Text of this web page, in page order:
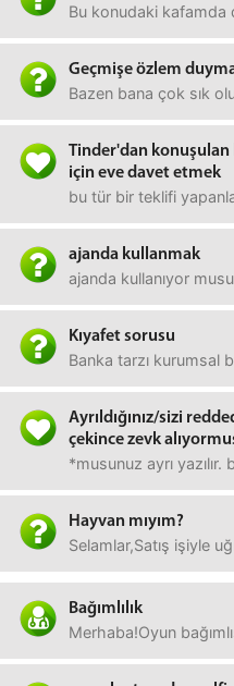
Bu konudaki kafamda
Geçmişe özlem
Bazen bana çok sık
Tinder'dan
için eve davet etmek
bu tür bir teklifi
ajanda kullanmak
ajanda kullanıyor
Kıyafet sorusu
Banka tarzı kurumsal
Ayrıldığınız/sizi
çekince zevk
*musunuz ayrı
Hayvan mıyım?
Selamlar,Satış işiyle
Bağımlılık
Merhaba!Oyun